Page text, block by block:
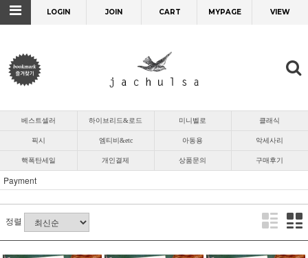
LOGIN JOIN CART MYPAGE VIEW
베스트셀러 하이브리드&로드 미니벨로 클래식
픽시 엠티비&etc 아동용 악세사리
핵폭탄세일 개인결제 상품문의 구매후기
Payment
정렬